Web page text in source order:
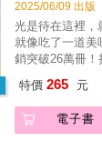
「人命幫助者
份工作的遠野
案件人對生命的
的「我想活下去
同的期望，我希
苗，但即使如
這樣的心情面對
2025/06/09 出版
光是待在這裡，
就像吃了一道
銷突破26萬冊！
做菜，腦中就會
護那個地方才行
上的靜謐小巷
特價 265 元
電子書